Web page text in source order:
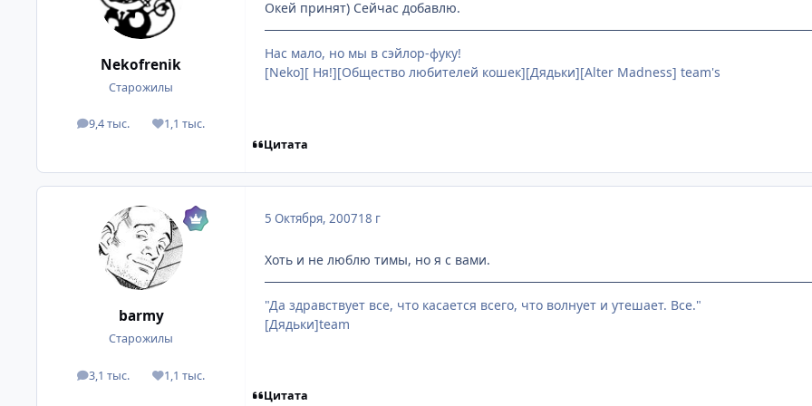
Nekofrenik
Старожилы
9,4 тыс.
посты 1,1 тыс.
Репутация
Окей принят) Сейчас добавлю.
Нас мало, но мы в сэйлор-фуку!
[Neko][ Ня!][Общество любителей кошек][Дядьки][Alter Madness] team's
Цитата
barmy
Старожилы
3,1 тыс.
посты 1,1 тыс.
Репутация
5 Октября, 200718 г
Хоть и не люблю тимы, но я с вами.
"Да здравствует все, что касается всего, что волнует и утешает. Все."
[Дядьки]team
Цитата